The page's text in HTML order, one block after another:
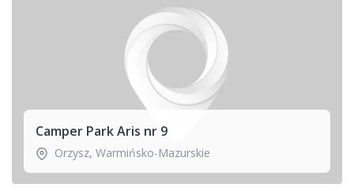
Camper Park Aris nr 9
Orzysz, Warmińsko-Mazurskie